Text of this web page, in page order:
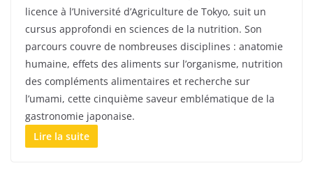
licence à l’Université d’Agriculture de Tokyo, suit un
cursus approfondi en sciences de la nutrition. Son
parcours couvre de nombreuses disciplines : anatomie
humaine, effets des aliments sur l’organisme, nutrition
des compléments alimentaires et recherche sur
l’umami, cette cinquième saveur emblématique de la
gastronomie japonaise.
Lire la suite